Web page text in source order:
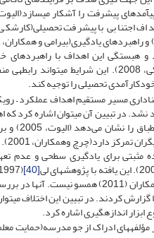
اجتنابی با پیشرفت
و هبستگی این اهداف با راهبردهای
است(کارشکی، 2008). این شرایط می­تواند
خودکارآمدی تحصیلی را توجیه کند.
مسیر مستقیم اهداف عملکرد –
نشد. در تبیین آن می­توان اشاره کرد
نامعینی از
مثبتی برای یادگیری سطحی و عدم
[40] (1997)، هوی
و بیرامی و همکاران (2011) همسو نیست.
گزارش کردند. در تبیین این اختلاف
ابزار اندازه­گیری اشاره کرد.
مؤلفه­های ادراک از جو مدرسه(حمایت